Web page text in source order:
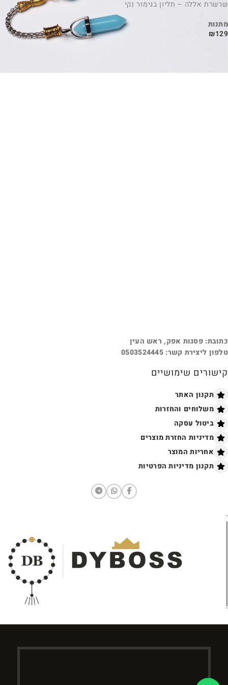
שרשרת אללה – תליון בגימור נקי
מתנות
₪129
כתובת: פסגות אפק, ראש העין
טלפון ליצירת קשר: 0503524445
קישורים שימושיים
תקנון האתר
משלוחים והחזרות
ביטול עסקה
מדיניות החזרת מוצרים
אחריות המוצר
תקנון מדיניות הפרטיות